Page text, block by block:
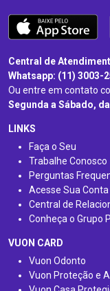
Central de
Whatsapp: (11) 3003-
Ou entre em contato
Segunda a Sábado,
LINKS
Faça o Seu
Trabalhe Conosco
Perguntas
Acesse Sua Conta
Central de
Conheça o Grupo
VUON CARD
Vuon Odonto
Vuon Proteção e